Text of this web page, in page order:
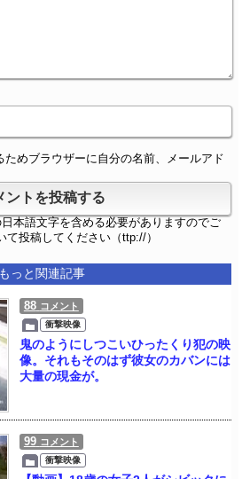
めブラウザーに自分の名前、メールアド
本語文字を含める必要がありますのでご
投稿してください（ttp://）
もっと関連記事
88 コメント
衝撃映像
鬼のようにしつこいひったくり犯の映
像。それもそのはず彼女のカバンには
大量の現金が。
99 コメント
衝撃映像